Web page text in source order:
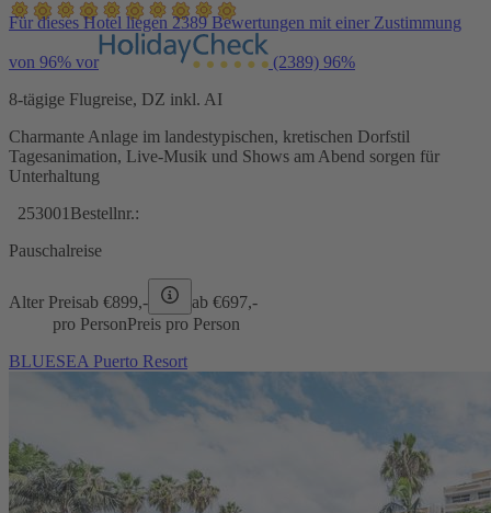
Für dieses Hotel liegen 2389 Bewertungen mit einer Zustimmung
von 96% vor (2389) 96%
8-tägige Flugreise, DZ inkl. AI
Charmante Anlage im landestypischen, kretischen Dorfstil
Tagesanimation, Live-Musik und Shows am Abend sorgen für
Unterhaltung
253001 Bestellnr.:
Pauschalreise
Alter Preisab €899,- ab €697,-
pro PersonPreis pro Person
BLUESEA Puerto Resort